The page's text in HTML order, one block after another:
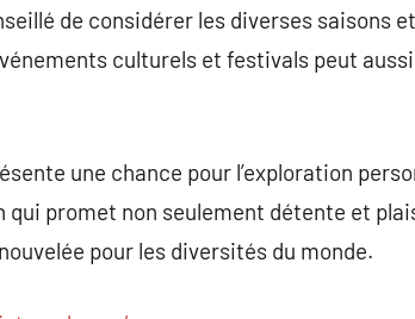
de considérer les diverses saisons
culturels et festivals peut
une chance pour l’exploration
qui promet non seulement détente et
pour les diversités du monde.